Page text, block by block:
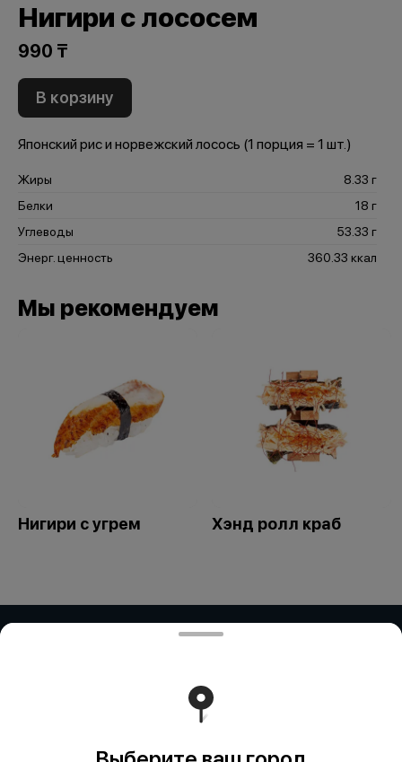
Нигири с лососем
990 ₸
В корзину
Японский рис и норвежский лосось (1 порция = 1 шт.)
Жиры
8.33 г
Белки
18 г
Углеводы
53.33 г
Энерг. ценность
360.33 ккал
Мы рекомендуем
Нигири с угрем Хэнд ролл краб
ИП Дубинина / ИП Збирун / ИП ART
БИН:871015450730 ИП ART COR - БИН:970312451058
Работает на эффективном ядре